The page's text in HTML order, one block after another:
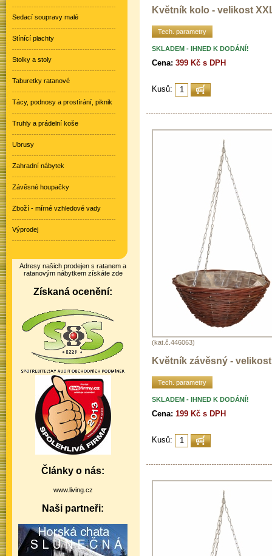
Květník kolo - velikost
Tech. parametry
SKLADEM - IHNED K DODÁNÍ!
Cena: 399 Kč s DPH
Kusů:
(kat.č.446063)
Květník závěsný -
Tech. parametry
SKLADEM - IHNED K DODÁNÍ!
Cena: 199 Kč s DPH
Kusů:
Sedací soupravy malé
Stínící plachty
Stolky a stoly
Taburetky ratanové
Tácy, podnosy a prostírání, piknik
Truhly a prádelní koše
Ubrusy
Zahradní nábytek
Závěsné houpačky
Zboží - mírné vzhledové vady
Výprodej
Adresy našich prodejen s ratanem a
ratanovým nábytkem získáte zde
Získaná ocenění:
Články o nás:
www.living.cz
Naši partneři: